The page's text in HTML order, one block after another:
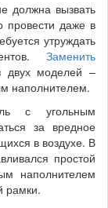
должна вызвать
провести даже в
утруждать
Заменить
двух моделей –
наполнителем.
с угольным
за вредное
в воздухе. В
простой
наполнителем
рамки.